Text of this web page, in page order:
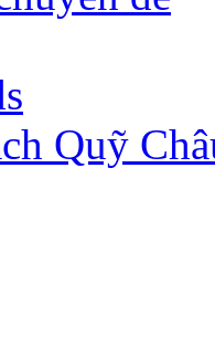
Quỹ